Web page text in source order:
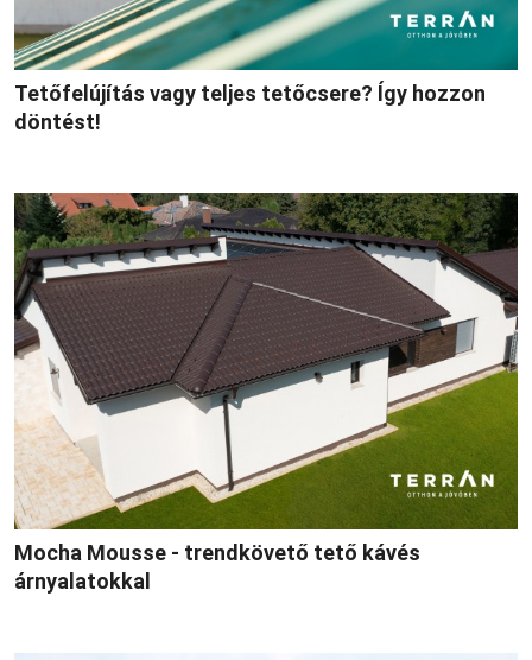
Tetőfelújítás vagy teljes tetőcsere? Így hozzon
döntést!
Mocha Mousse - trendkövető tető kávés
árnyalatokkal